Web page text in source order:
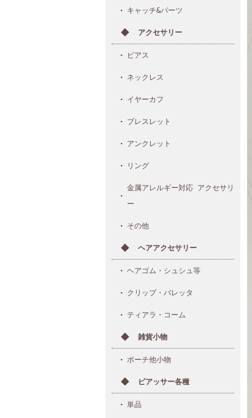
キャッチ&パーツ
アクセサリー
ピアス
ネックレス
イヤーカフ
ブレスレット
アンクレット
リング
金属アレルギー対応 アクセサリ
ー
その他
ヘアアクセサリー
ヘアゴム・シュシュ等
クリップ・バレッタ
ティアラ・コーム
雑貨小物
ポーチ他小物
ピアッサー各種
単品